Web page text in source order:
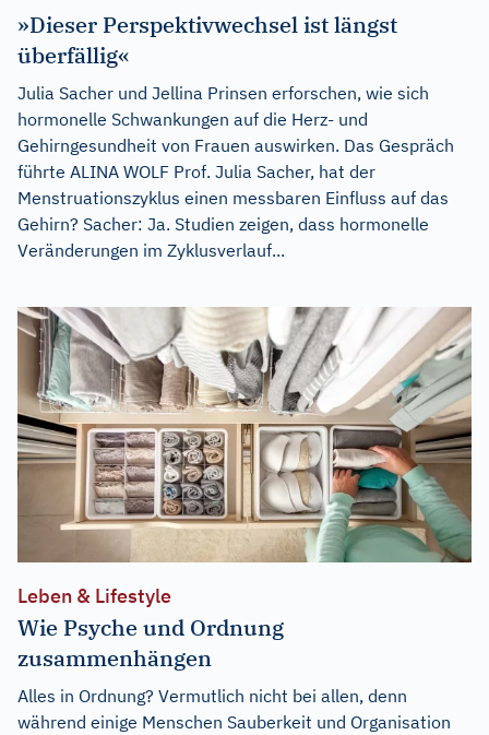
»Dieser Perspektivwechsel ist längst
überfällig«
Julia Sacher und Jellina Prinsen erforschen, wie sich
hormonelle Schwankungen auf die Herz- und
Gehirngesundheit von Frauen auswirken. Das Gespräch
führte ALINA WOLF Prof. Julia Sacher, hat der
Menstruationszyklus einen messbaren Einfluss auf das
Gehirn? Sacher: Ja. Studien zeigen, dass hormonelle
Veränderungen im Zyklusverlauf...
Leben & Lifestyle
Wie Psyche und Ordnung
zusammenhängen
Alles in Ordnung? Vermutlich nicht bei allen, denn
während einige Menschen Sauberkeit und Organisation